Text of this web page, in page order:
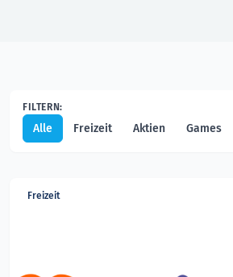
FILTERN:
Alle Freizeit Aktien Games
Freizeit